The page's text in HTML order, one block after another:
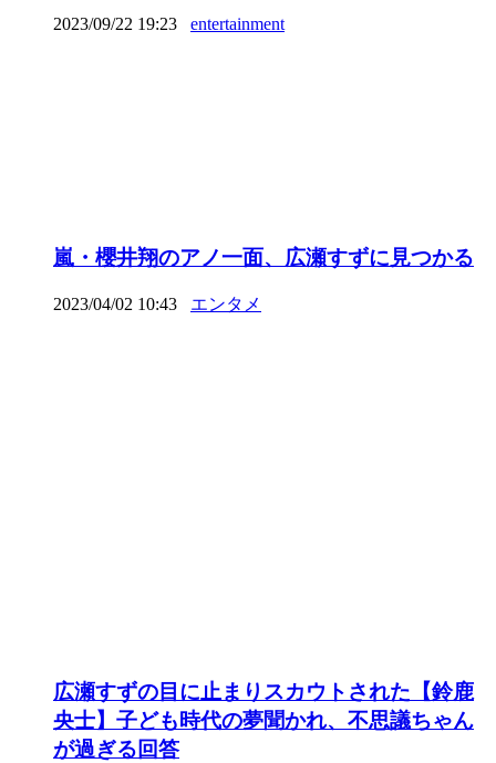
2023/09/22 19:23 entertainment
嵐・櫻井翔のアノ一面、広瀬すずに見つかる
2023/04/02 10:43 エンタメ
広瀬すずの目に止まりスカウトされた【鈴鹿
央士】子ども時代の夢聞かれ、不思議ちゃん
が過ぎる回答